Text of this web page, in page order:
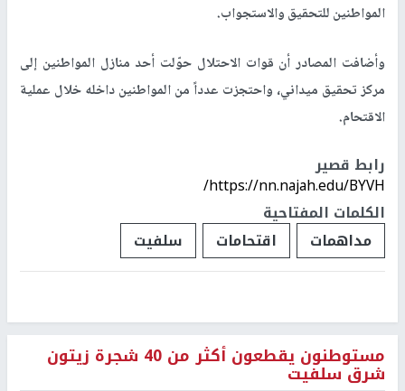
المواطنين للتحقيق والاستجواب.
وأضافت المصادر أن قوات الاحتلال حوّلت أحد منازل المواطنين إلى
مركز تحقيق ميداني، واحتجزت عدداً من المواطنين داخله خلال عملية
الاقتحام.
رابط قصير
https://nn.najah.edu/BYVH/
الكلمات المفتاحية
مداهمات
اقتحامات سلفيت
مستوطنون يقطعون أكثر من 40 شجرة زيتون
شرق سلفيت